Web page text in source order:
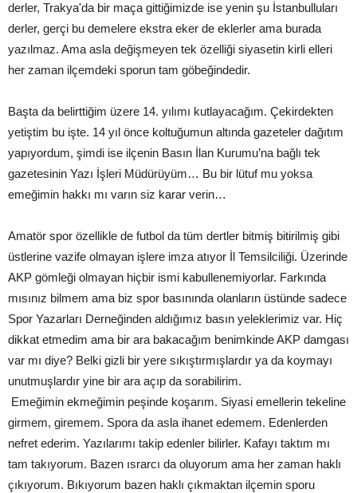
derler, Trakya'da bir maça gittiğimizde ise yenin şu İstanbulluları
derler, gerçi bu demelere ekstra eker de eklerler ama burada
yazılmaz. Ama asla değişmeyen tek özelliği siyasetin kirli elleri
her zaman ilçemdeki sporun tam göbeğindedir.
Başta da belirttiğim üzere 14. yılımı kutlayacağım. Çekirdekten
yetiştim bu işte. 14 yıl önce koltuğumun altında gazeteler dağıtım
yapıyordum, şimdi ise ilçenin Basın İlan Kurumu’na bağlı tek
gazetesinin Yazı İşleri Müdürüyüm… Bu bir lütuf mu yoksa
emeğimin hakkı mı varın siz karar verin…
Amatör spor özellikle de futbol da tüm dertler bitmiş bitirilmiş gibi
üstlerine vazife olmayan işlere imza atıyor İl Temsilciliği. Üzerinde
AKP gömleği olmayan hiçbir ismi kabullenemiyorlar. Farkında
mısınız bilmem ama biz spor basınında olanların üstünde sadece
Spor Yazarları Derneğinden aldığımız basın yeleklerimiz var. Hiç
dikkat etmedim ama bir ara bakacağım benimkinde AKP damgası
var mı diye? Belki gizli bir yere sıkıştırmışlardır ya da koymayı
unutmuşlardır yine bir ara açıp da sorabilirim.
Emeğimin ekmeğimin peşinde koşarım. Siyasi emellerin tekeline
girmem, giremem. Spora da asla ihanet edemem. Edenlerden
nefret ederim. Yazılarımı takip edenler bilirler. Kafayı taktım mı
tam takıyorum. Bazen ısrarcı da oluyorum ama her zaman haklı
çıkıyorum. Bıkıyorum bazen haklı çıkmaktan ilçemin sporu